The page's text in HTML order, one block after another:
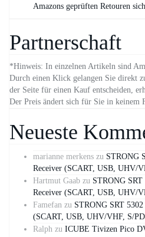
Amazons geprüften Retouren
Partnerschaft
*Hinweis: In einzelnen Artikeln sind
Durch einen Klick gelangen Sie direkt
der Seite für einen Kauf entscheiden,
Der Preis ändert sich für Sie in keinem
Neueste
marianne merkens zu STRONG
Receiver (SCART, USB, UHV/
Hartmut Gaab zu STRONG
Receiver (SCART, USB, UHV/
Famefan zu STRONG SRT
(SCART, USB, UHV/VHF, S/
Ralph zu ICUBE Tivizen Pico